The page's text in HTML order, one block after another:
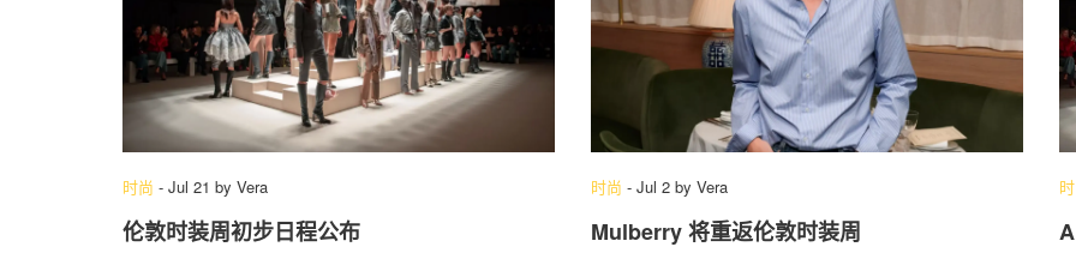
时尚 - Jul 21 by Vera
伦敦时装周初步日程公布
时尚 - Jul 2 by Vera
Mulberry 将重返伦敦时装周